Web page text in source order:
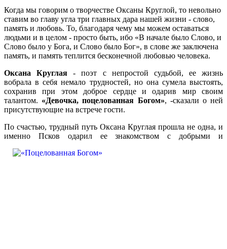
Когда мы говорим о творчестве Оксаны Круглой, то невольно
ставим во главу угла три главных дара нашей жизни - слово,
память и любовь. То, благодаря чему мы можем оставаться
людьми и в целом - просто быть, ибо «В начале было Слово, и
Слово было у Бога, и Слово было Бог», в слове же заключена
память, и память теплится бесконечной любовью человека.
Оксана Круглая - поэт с непростой судьбой, ее жизнь
вобрала в себя немало трудностей, но она сумела выстоять,
сохранив при этом доброе сердце и одарив мир своим
талантом. «Девочка, поцелованная Богом», -сказали о ней
присутствующие на встрече гости.
По счастью, трудный путь Оксана Круглая прошла не одна, и
именно Псков одарил ее знакомством с добрыми и